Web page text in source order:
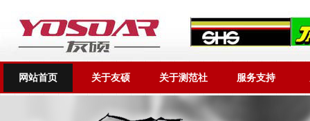
网站首页 关于友硕 关于测范社 服务支持